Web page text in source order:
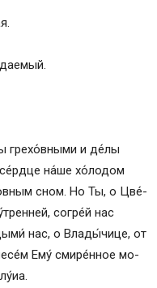
грехо́вными и де́лы
на́­ше хо́лодом
сном. Но Ты, о Цве́­
со­гре́й нас
нас, о Вла­ды́­чи­це, от
Ему́ смире́нное мо­